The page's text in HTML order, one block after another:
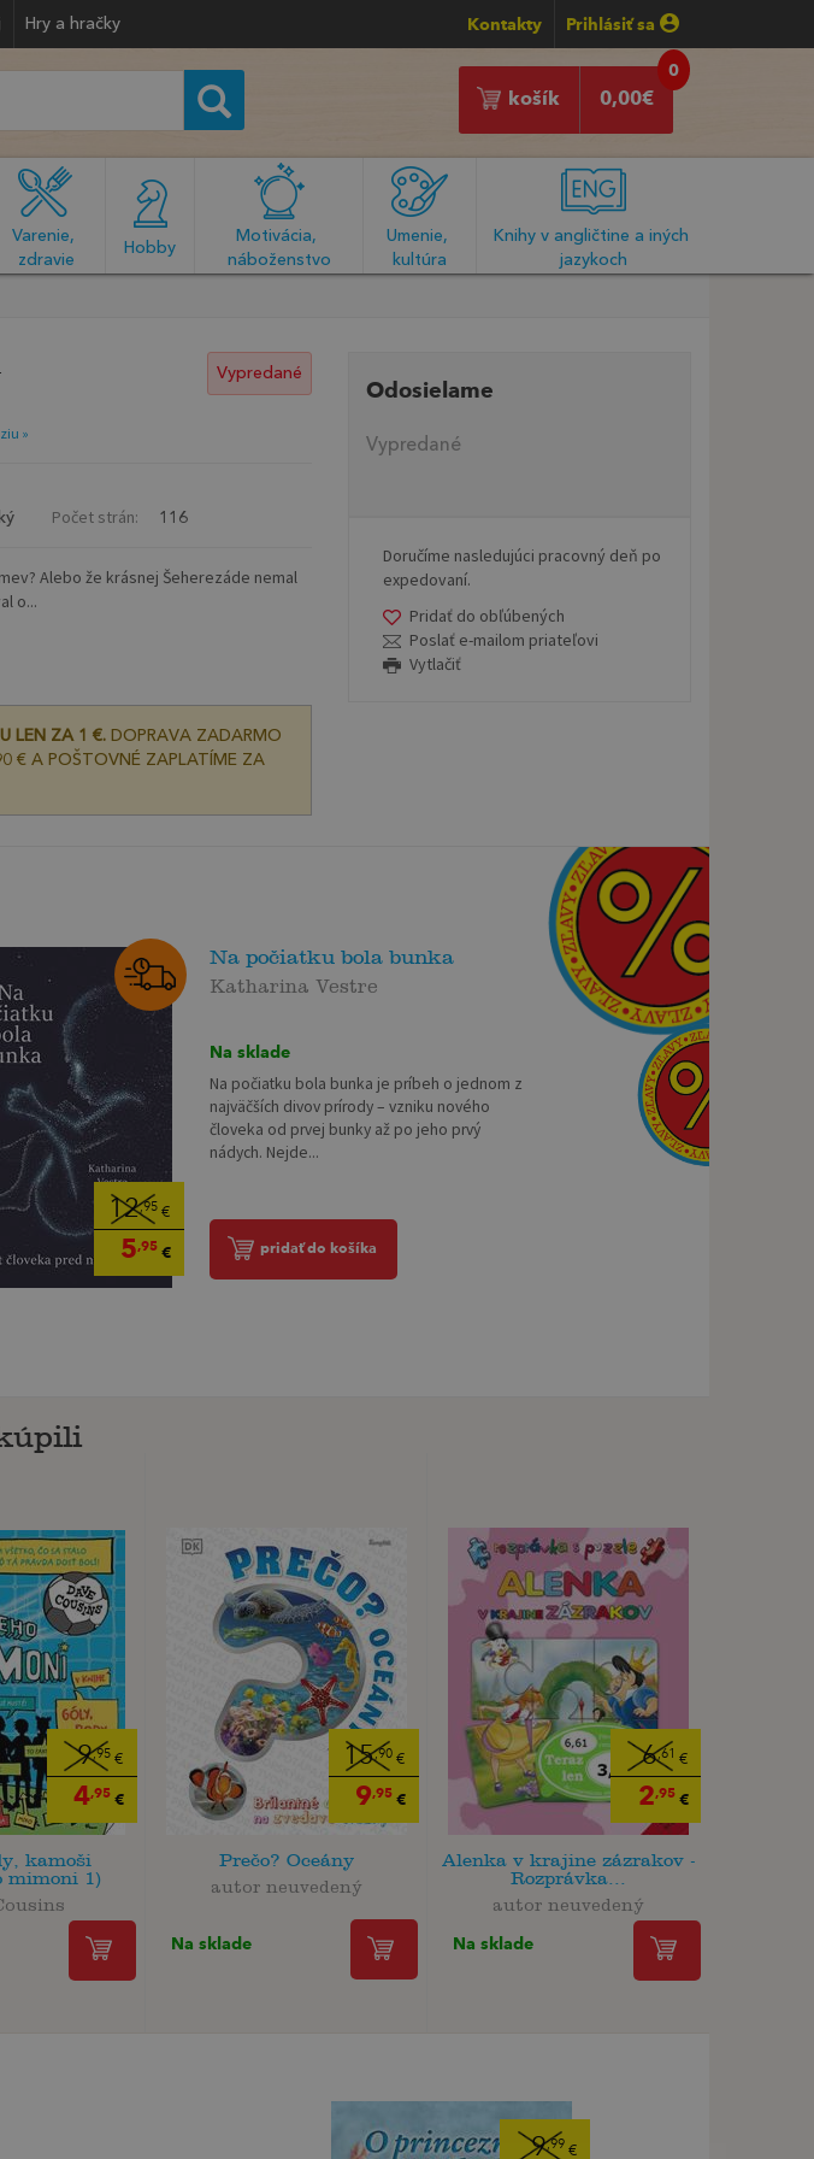
Hry a hračky Kontakty Prihlásiť sa
0
0,00€
košík
Varenie,
zdravie
Hobby
Motivácia,
náboženstvo
Umenie,
kultúra
Knihy v angličtine a iných
jazykoch
Vypredané
»
Počet strán: 116
Alebo že krásnej Šeherezáde nemal
o...
LEN ZA 1 €.DOPRAVA ZADARMO
€ A POŠTOVNÉ ZAPLATÍME ZA
Odosielame
Vypredané
Doručíme nasledujúci pracovný deň po
expedovaní.
Pridať do obľúbených
Poslať e-mailom priateľovi
Vytlačiť
12,95 €
5,95 €
Na počiatku bola bunka
Katharina Vestre
Na sklade
Na počiatku bola bunka je príbeh o jednom z
najväčších divov prírody – vzniku nového
človeka od prvej bunky až po jeho prvý
nádych. Nejde...
pridať do košíka
9,95 €
4,95 €
kamoši
mimoni 1)
15,90 €
9,95 €
Prečo? Oceány
autor neuvedený
Na sklade
6,61 €
2,95€
Alenka v krajine zázrakov -
Rozprávka...
autor neuvedený
Na sklade
9,99 €